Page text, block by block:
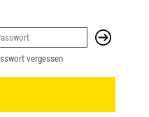
vergessen